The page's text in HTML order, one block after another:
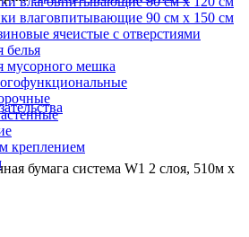
влаговпитывающие 90 см х 150 см
ячеистые с отверстиями
белья
мусорного мешка
креплением
бумага система W1 2 слоя, 510м х